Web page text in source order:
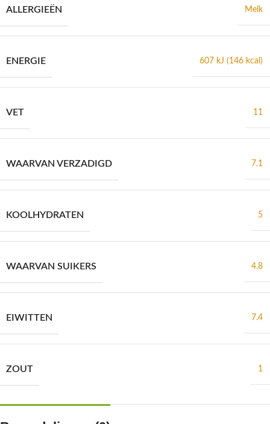
ALLERGIEËN Melk
ENERGIE 607 kJ (146 kcal)
VET 11
WAARVAN VERZADIGD 7.1
KOOLHYDRATEN 5
WAARVAN SUIKERS 4.8
EIWITTEN 7.4
ZOUT 1